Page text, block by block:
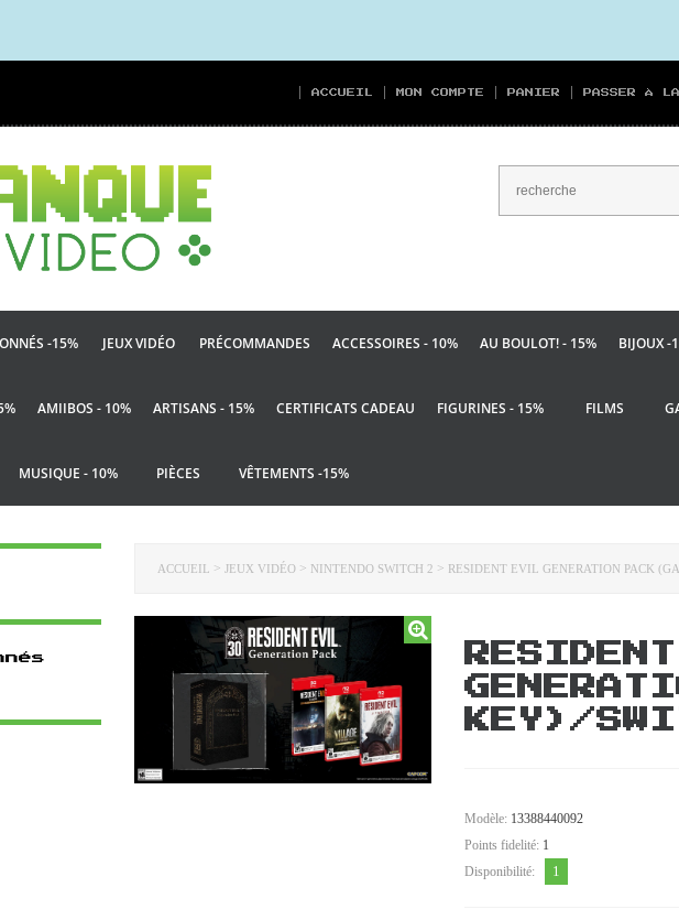
ACCUEIL MON COMPTE PANIER PASSER À
-15% JEUX VIDÉO PRÉCOMMANDES ACCESSOIRES - 10% AU BOULOT! - 15% BIJOUX -
AMIIBOS - 10% ARTISANS - 15% CERTIFICATS CADEAU FIGURINES - 15% FILMS
MUSIQUE - 10% PIÈCES VÊTEMENTS -15%
ACCUEIL > JEUX VIDÉO > NINTENDO SWITCH 2 > RESIDENT EVIL GENERATION PACK
KEY)/
Modèle: 13388440092
Points fidelité: 1
Disponibilité:
1